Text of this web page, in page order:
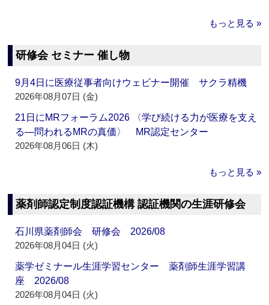
もっと見る »
研修会 セミナー 催し物
9月4日に医療従事者向けウェビナー開催 サクラ精機
2026年08月07日 (金)
21日にMRフォーラム2026 〈学び続ける力が医療を支え
る―問われるMRの真価〉 MR認定センター
2026年08月06日 (木)
もっと見る »
薬剤師認定制度認証機構 認証機関の生涯研修会
石川県薬剤師会 研修会 2026/08
2026年08月04日 (火)
薬学ゼミナール生涯学習センター 薬剤師生涯学習講
座 2026/08
2026年08月04日 (火)